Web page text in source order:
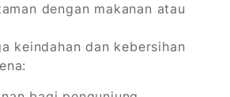
dengan makanan atau
keindahan dan kebersihan